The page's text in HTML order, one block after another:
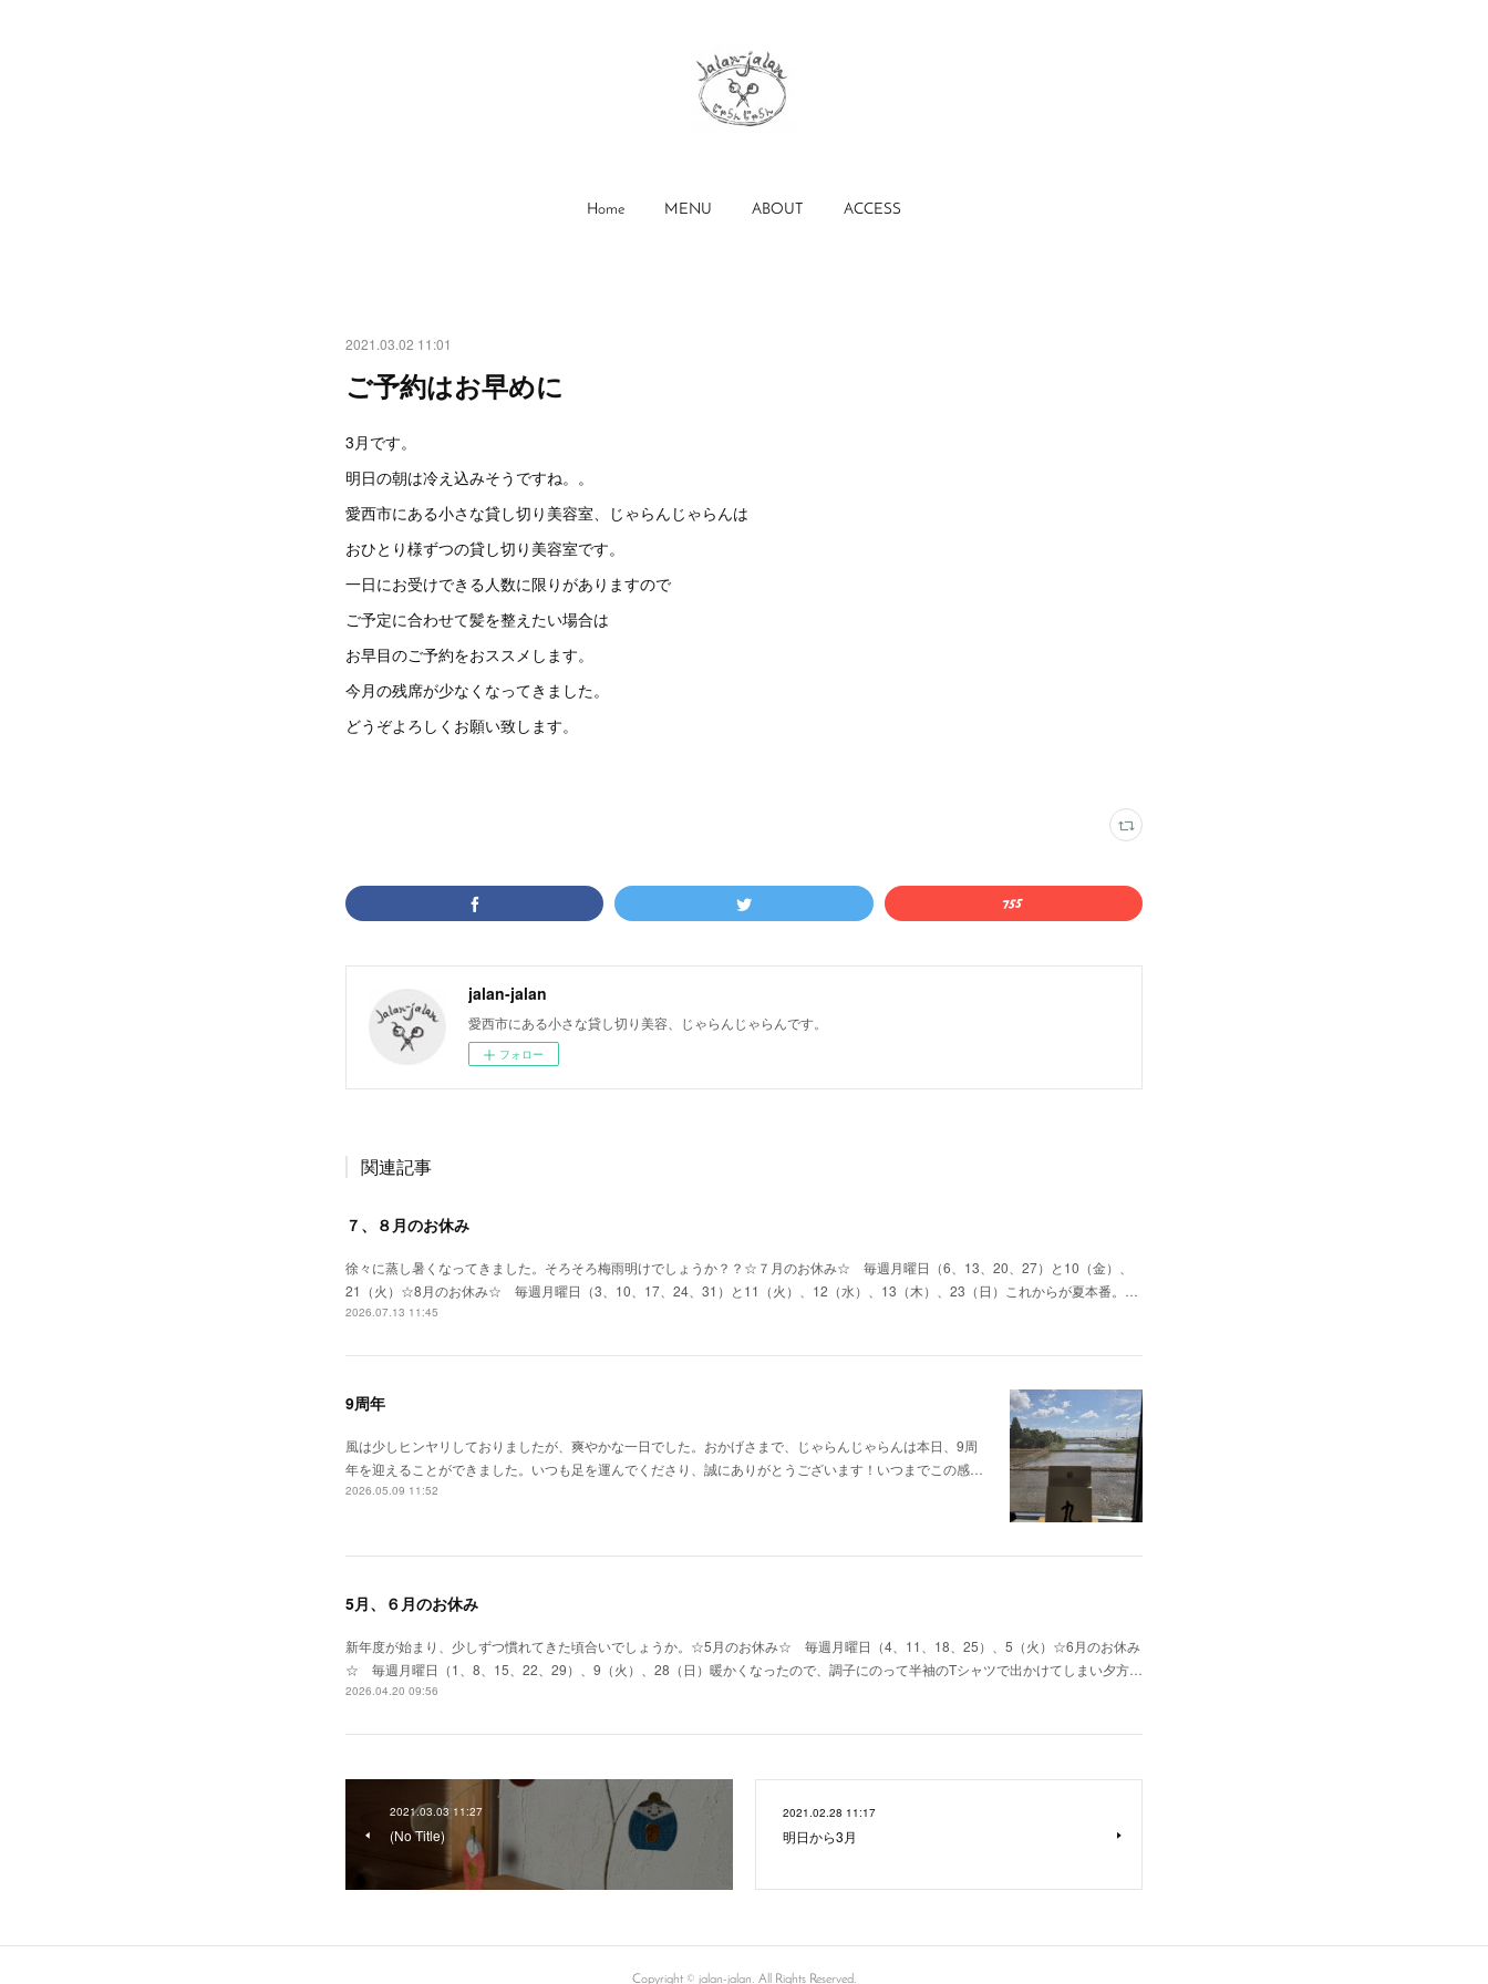
Home MENU ABOUT ACCESS
2021.03.02 11:01
ご予約はお早めに
3月です。
明日の朝は冷え込みそうですね。。
愛西市にある小さな貸し切り美容室、じゃらんじゃらんは
おひとり様ずつの貸し切り美容室です。
一日にお受けできる人数に限りがありますので
ご予定に合わせて髪を整えたい場合は
お早目のご予約をおススメします。
今月の残席が少なくなってきました。
どうぞよろしくお願い致します。
jalan-jalan
愛西市にある小さな貸し切り美容、じゃらんじゃらんです。
フォロー
関連記事
７、８月のお休み
徐々に蒸し暑くなってきました。そろそろ梅雨明けでしょうか？？☆７月のお休み☆ 毎週月曜日（6、13、20、27）と10（金）、
21（火）☆8月のお休み☆ 毎週月曜日（3、10、17、24、31）と11（火）、12（水）、13（木）、23（日）これからが夏本番。…
2026.07.13 11:45
9周年
風は少しヒンヤリしておりましたが、爽やかな一日でした。おかげさまで、じゃらんじゃらんは本日、9周
年を迎えることができました。いつも足を運んでくださり、誠にありがとうございます！いつまでこの感…
2026.05.09 11:52
5月、６月のお休み
新年度が始まり、少しずつ慣れてきた頃合いでしょうか。☆5月のお休み☆ 毎週月曜日（4、11、18、25）、5（火）☆6月のお休み
☆ 毎週月曜日（1、8、15、22、29）、9（火）、28（日）暖かくなったので、調子にのって半袖のTシャツで出かけてしまい夕方…
2026.04.20 09:56
2021.03.03 11:27
(No Title)
2021.02.28 11:17
明日から3月
Copyright © jalan-jalan. All Rights Reserved.